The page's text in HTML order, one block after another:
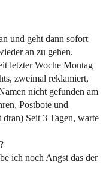
und geht dann sofort
an zu gehen.
letzter Woche Montag
zweimal reklamiert,
nicht gefunden am
Postbote und
Seit 3 Tagen, warte
ich noch Angst das der